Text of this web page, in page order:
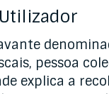
pessoa
explica a